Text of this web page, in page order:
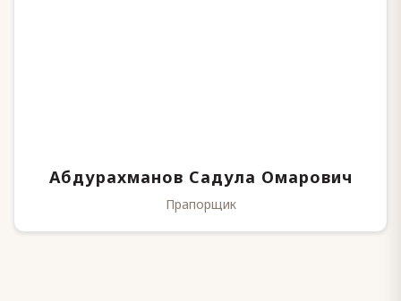
Абдурахманов Садула Омарович
Прапорщик